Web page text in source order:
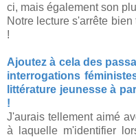
ci, mais également son
Notre lecture s'arrête
!
Ajoutez à cela des
interrogations
littérature jeunesse à
!
J'aurais tellement aimé
à laquelle m'identifier